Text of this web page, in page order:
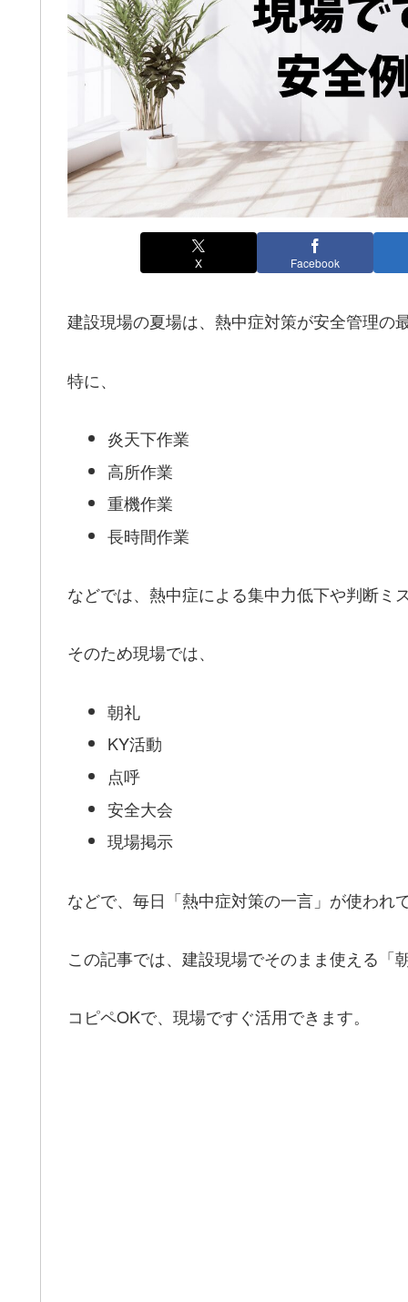
X Facebook
建設現場の夏場は、熱中症対策が安全管理の
特に、
炎天下作業
高所作業
重機作業
長時間作業
などでは、熱中症による集中力低下や判断ミ
そのため現場では、
朝礼
KY活動
点呼
安全大会
現場掲示
などで、毎日「熱中症対策の一言」が使われ
この記事では、建設現場でそのまま使える「
コピペOKで、現場ですぐ活用できます。